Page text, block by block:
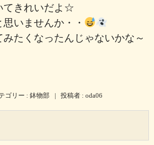
てきれいだよ☆
いませんか・・
みたくなったんじゃないかな～
ゴリー : 鉢物部 | 投稿者 : oda06